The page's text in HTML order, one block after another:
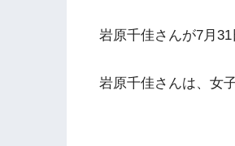
岩原千佳さんが7月
岩原千佳さんは、女